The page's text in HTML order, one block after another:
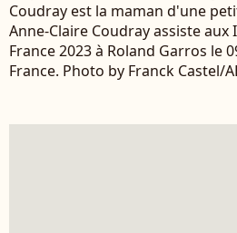
Coudray est la maman d'une
Anne-Claire Coudray assiste
France 2023 à Roland Garros le
France. Photo by Franck Castel/